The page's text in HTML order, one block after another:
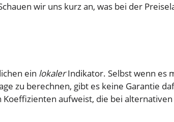
wir uns kurz an, was bei der
ein lokalerIndikator. Selbst wenn es
zu berechnen, gibt es keine Garantie
aufweist, die bei alternativen